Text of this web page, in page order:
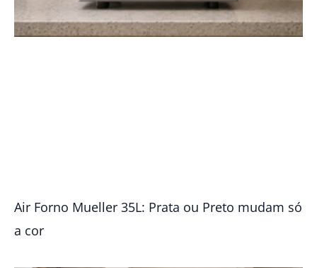
Air Forno Mueller 35L: Prata ou Preto mudam só
a cor